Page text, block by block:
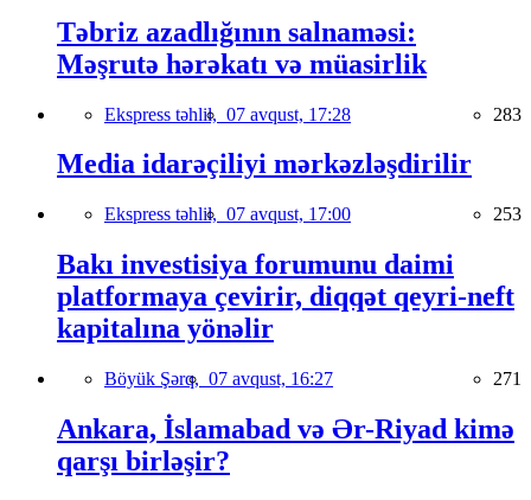
Təbriz azadlığının salnaməsi:
Məşrutə hərəkatı və müasirlik
Ekspress təhlil, 07 avqust, 17:28 283
Media idarəçiliyi mərkəzləşdirilir
Ekspress təhlil, 07 avqust, 17:00 253
Bakı investisiya forumunu daimi
platformaya çevirir, diqqət qeyri-neft
kapitalına yönəlir
Böyük Şərq, 07 avqust, 16:27 271
Ankara, İslamabad və Ər-Riyad kimə
qarşı birləşir?